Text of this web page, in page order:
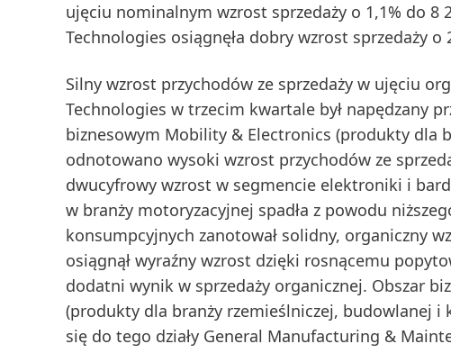
ujęciu nominalnym wzrost sprzedaży o 1,1% do 8
Technologies osiągnęła dobry wzrost sprzedaży
Silny wzrost przychodów ze sprzedaży w ujęciu
Technologies w trzecim kwartale był napędzany
biznesowym Mobility & Electronics (produkty dla
odnotowano wysoki wzrost przychodów ze
dwucyfrowy wzrost w segmencie elektroniki i
w branży motoryzacyjnej spadła z powodu
konsumpcyjnych zanotował solidny, organiczny
osiągnął wyraźny wzrost dzięki rosnącemu
dodatni wynik w sprzedaży organicznej. Obszar
(produkty dla branży rzemieślniczej, budowlanej i
się do tego działy General Manufacturing &